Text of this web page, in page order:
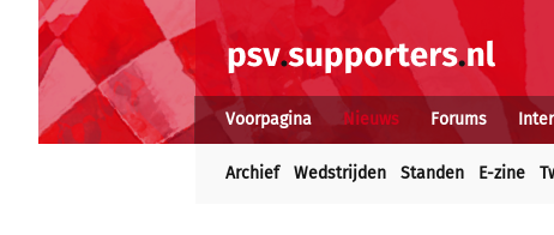
Voorpagina Nieuws Forums
Archief Wedstrijden Standen E-zine